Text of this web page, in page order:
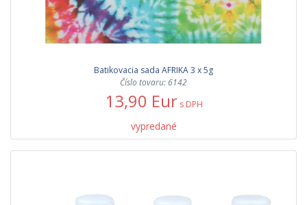
Batikovacia sada AFRIKA 3 x 5g
Číslo tovaru: 6142
13,90 Eur s DPH
vypredané